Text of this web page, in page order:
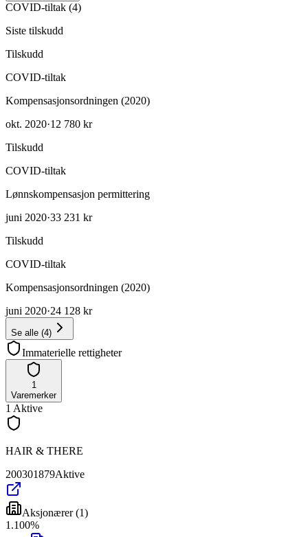
COVID-tiltak (4)
Siste tilskudd
Tilskudd
COVID-tiltak
Kompensasjonsordningen (2020)
okt. 2020·12 780 kr
Tilskudd
COVID-tiltak
Lønnskompensasjon permittering
juni 2020·33 231 kr
Tilskudd
COVID-tiltak
Kompensasjonsordningen (2020)
juni 2020·24 128 kr
Se alle (4)
Immaterielle rettigheter
1
Varemerker
1 Aktive
HAIR & THERE
200301879Aktive
Aksjonærer(1)
1 .100%